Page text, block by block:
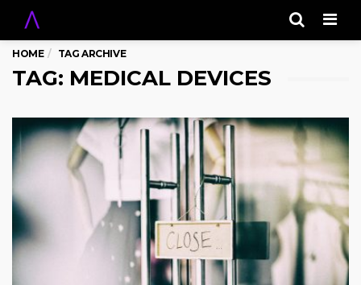
HOME TAG ARCHIVE
TAG: MEDICAL DEVICES